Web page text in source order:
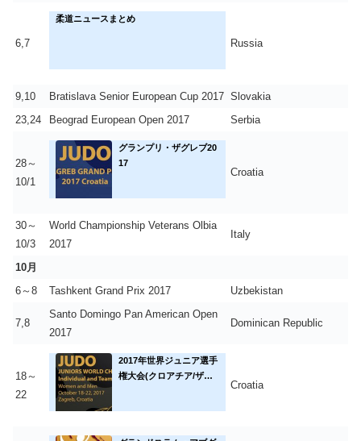
6,7
柔道ニュースまとめ
Russia
9,10 Bratislava Senior European Cup 2017 Slovakia
23,24
Beograd European Open 2017 Serbia
28～
10/1
グランプリ・ザグレブ20
17
Croatia
30～
10/3
World Championship Veterans Olbia
2017
Italy
10月
6～8
Tashkent Grand Prix 2017 Uzbekistan
7,8
Santo Domingo Pan American Open
2017
Dominican Republic
18～
22
2017年世界ジュニア選手
権大会(クロアチア/ザグ
Croatia